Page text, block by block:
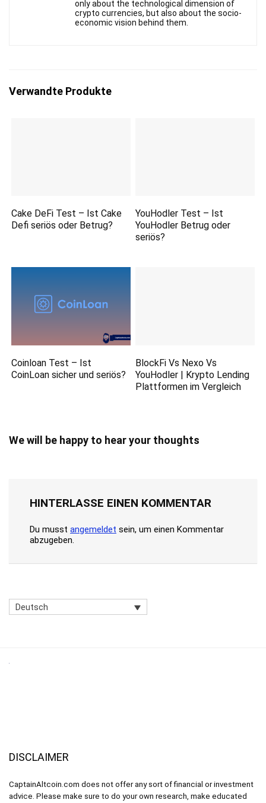
only about the technological dimension of
crypto currencies, but also about the socio-
economic vision behind them.
Verwandte Produkte
Cake DeFi Test – Ist Cake
Defi seriös oder Betrug?
YouHodler Test – Ist
YouHodler Betrug oder
seriös?
Coinloan Test – Ist
CoinLoan sicher und seriös?
BlockFi Vs Nexo Vs
YouHodler | Krypto Lending
Plattformen im Vergleich
We will be happy to hear your thoughts
HINTERLASSE EINEN KOMMENTAR
Du musst angemeldet sein, um einen Kommentar
abzugeben.
Deutsch
DISCLAIMER
CaptainAltcoin.com does not offer any sort of financial or investment
advice. Please make sure to do your own research, make educated